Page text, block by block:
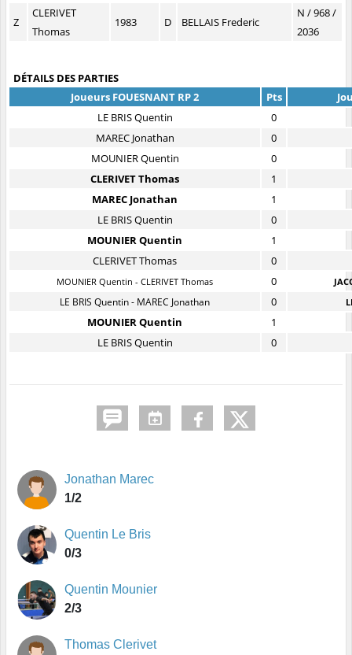
Z
CLERIVET
Thomas
1983 D BELLAIS Frederic
N / 968 /
2036
DÉTAILS DES PARTIES
Joueurs FOUESNANT RP 2
Pts
LE BRIS Quentin
0
MAREC Jonathan
0
MOUNIER Quentin
0
CLERIVET Thomas
1
MAREC Jonathan
1
LE BRIS Quentin
0
MOUNIER Quentin
1
CLERIVET Thomas
0
MOUNIER Quentin - CLERIVET Thomas 0
LE BRIS Quentin - MAREC Jonathan 0
MOUNIER Quentin
1
LE BRIS Quentin
0
Jonathan Marec
1/2
Quentin Le Bris
0/3
Quentin Mounier
2/3
Thomas Clerivet